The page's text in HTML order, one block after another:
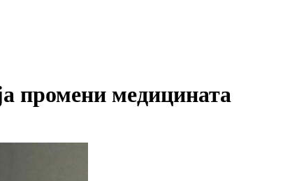
промени медицината